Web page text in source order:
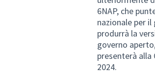
6NAP, che
nazionale per
produrrà la
governo
presenterà alla
2024.